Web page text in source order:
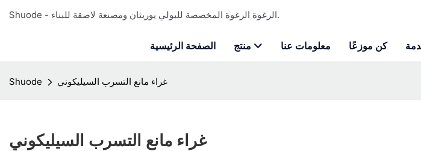
Shuode - الرغوة الرغوة المخصصة للبولي يوريثان ومصنعة لاصقة للبناء.
الصفحة الرئيسية منتج معلومات عنا كن موزعًا
Shuode غراء مانع التسرب السيليكوني
غراء مانع التسرب السيليكوني